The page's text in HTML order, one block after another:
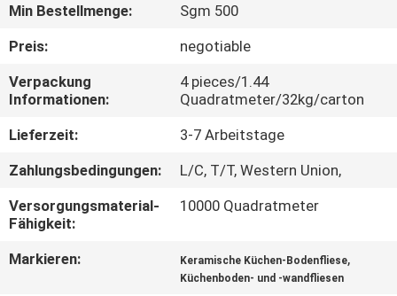
QUALITÄTSKONTROLLE
KONTAKT
UNS
BITTE UM
EIN
ANGEBOT
Min Bestellmenge:
Sgm 500
Preis:
negotiable
Verpackung
Informationen:
4 pieces/1.44
Quadratmeter/32kg/carton
Lieferzeit:
3-7 Arbeitstage
Zahlungsbedingungen:
L/C, T/T, Western Union,
Versorgungsmaterial-
Fähigkeit:
10000 Quadratmeter
Markieren: Keramische Küchen-Bodenfliese,
Küchenboden- und -wandfliesen